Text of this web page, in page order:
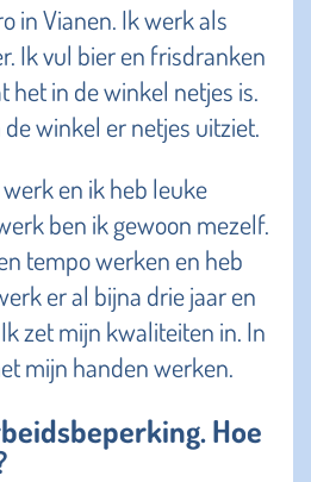
in Vianen. Ik werk als
Ik vul bier en frisdranken
het in de winkel netjes is.
winkel er netjes uitziet.
en ik heb leuke
ben ik gewoon mezelf.
tempo werken en heb
er al bijna drie jaar en
zet mijn kwaliteiten in. In
mijn handen werken.
Hoe